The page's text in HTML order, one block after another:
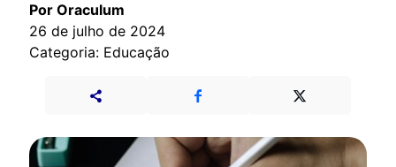
Por Oraculum
26 de julho de 2024
Categoria: Educação